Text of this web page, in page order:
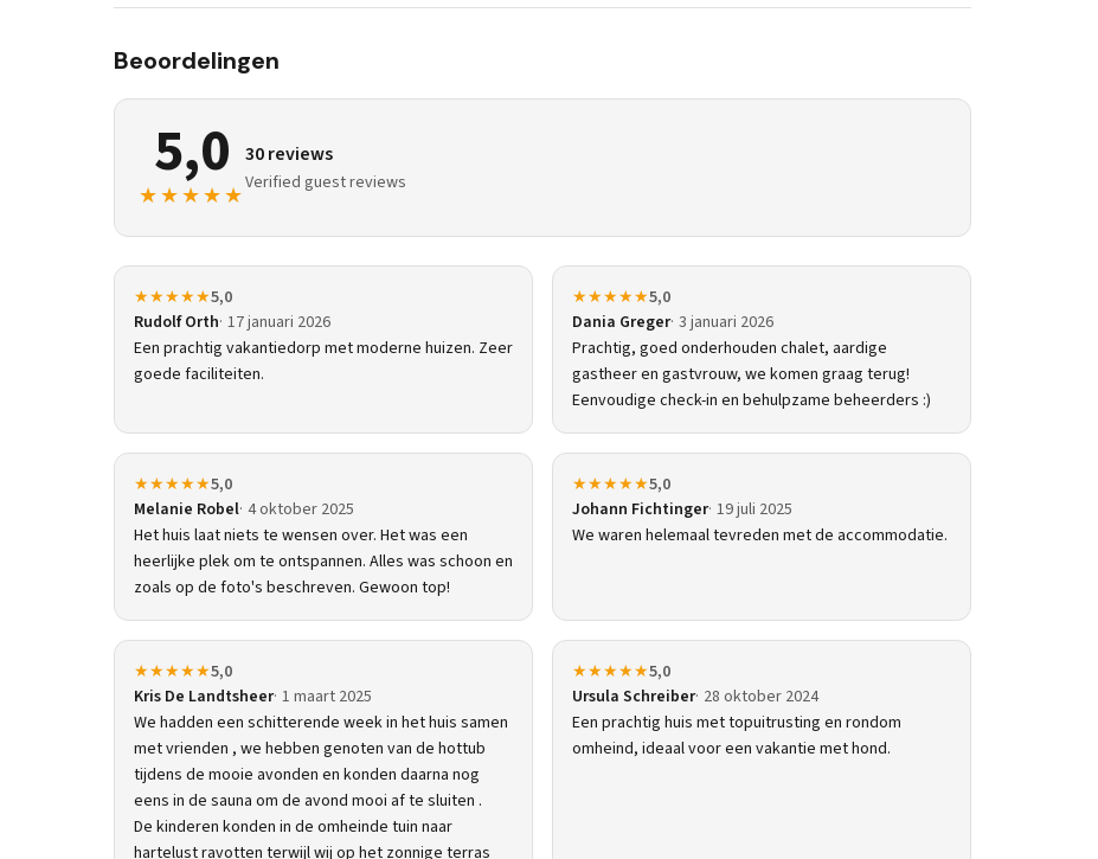
Beoordelingen
5,0
★★★★★
30 reviews
Verified guest reviews
★★★★★5,0
Rudolf Orth 17 januari 2026
Een prachtig vakantiedorp met moderne huizen. Zeer
goede faciliteiten.
★★★★★5,0
Dania Greger 3 januari 2026
Prachtig, goed onderhouden chalet, aardige
gastheer en gastvrouw, we komen graag terug!
Eenvoudige check-in en behulpzame beheerders :)
★★★★★5,0
Melanie Robel 4 oktober 2025
Het huis laat niets te wensen over. Het was een
heerlijke plek om te ontspannen. Alles was schoon en
zoals op de foto's beschreven. Gewoon top!
★★★★★5,0
Johann Fichtinger 19 juli 2025
We waren helemaal tevreden met de accommodatie.
★★★★★5,0
Kris De Landtsheer 1 maart 2025
We hadden een schitterende week in het huis samen
met vrienden , we hebben genoten van de hottub
tijdens de mooie avonden en konden daarna nog
eens in de sauna om de avond mooi af te sluiten .
De kinderen konden in de omheinde tuin naar
hartelust ravotten terwijl wij op het zonnige terras
★★★★★5,0
Ursula Schreiber 28 oktober 2024
Een prachtig huis met topuitrusting en rondom
omheind, ideaal voor een vakantie met hond.